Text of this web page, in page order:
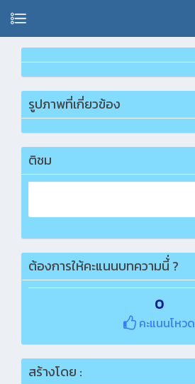
รูปภาพที่เกี่ยวข้อง
ติชม
ต้องการให้คะแนนบทความนี้่ ?
0
คะแนนโหวด
สร้างโดย :